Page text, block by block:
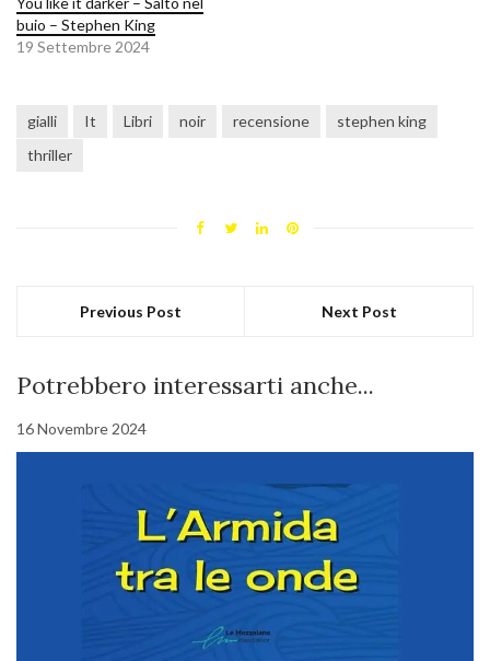
buio – Stephen King
19 Settembre 2024
gialli It Libri noir recensione
stephen king
thriller
Previous Post Next Post
Potrebbero interessarti anche...
16 Novembre 2024